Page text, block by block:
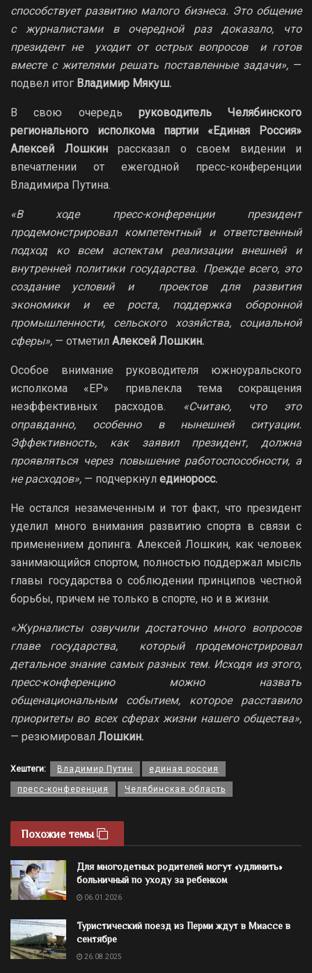
способствует развитию малого бизнеса. Это общение
с журналистами в очередной раз доказало, что
президент не уходит от острых вопросов и готов
вместе с жителями решать поставленные задачи»,—
подвел итог Владимир Мякуш.
В свою очередь руководитель Челябинского
регионального исполкома партии «Единая Россия»
Алексей Лошкинрассказал о своем видении и
впечатлении от ежегодной пресс-конференции
Владимира Путина.
«В ходе пресс-конференции президент
продемонстрировал компетентный и ответственный
подход ко всем аспектам реализации внешней и
внутренней политики государства. Прежде всего, это
создание условий и проектов для развития
экономики и ее роста, поддержка оборонной
промышленности, сельского хозяйства, социальной
сферы», — отметил Алексей Лошкин.
Особое внимание руководителя южноуральского
исполкома «ЕР» привлекла тема сокращения
неэффективных расходов. «Считаю, что это
оправданно, особенно в нынешней ситуации.
Эффективность, как заявил президент, должна
проявляться через повышение работоспособности, а
не расходов», — подчеркнул единоросс.
Не остался незамеченным и тот факт, что президент
уделил много внимания развитию спорта в связи с
применением допинга. Алексей Лошкин, как человек
занимающийся спортом, полностью поддержал мысль
главы государства о соблюдении принципов честной
борьбы, причем не только в спорте, но и в жизни.
«Журналисты озвучили достаточно много вопросов
главе государства, который продемонстрировал
детальное знание самых разных тем. Исходя из этого,
пресс-конференцию можно назвать
общенациональным событием, которое расставило
приоритеты во всех сферах жизни нашего общества»,
— резюмировал Лошкин.
Хештеги: Владимир Путин единая россия
пресс-конференция Челябинская область
Похожие темы
Для многодетных родителей могут «удлинить»
больничный по уходу за ребенком
06.01.2026
Туристический поезд из Перми ждут в Миассе в
сентябре
26.08.2025